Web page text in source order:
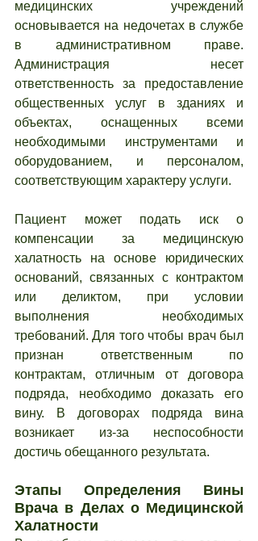
медицинских учреждений
основывается на недочетах в службе
в административном праве.
Администрация несет
ответственность за предоставление
общественных услуг в зданиях и
объектах, оснащенных всеми
необходимыми инструментами и
оборудованием, и персоналом,
соответствующим характеру услуги.
Пациент может подать иск о
компенсации за медицинскую
халатность на основе юридических
оснований, связанных с контрактом
или деликтом, при условии
выполнения необходимых
требований. Для того чтобы врач был
признан ответственным по
контрактам, отличным от договора
подряда, необходимо доказать его
вину. В договорах подряда вина
возникает из-за неспособности
достичь обещанного результата.
Этапы Определения Вины
Врача в Делах о Медицинской
Халатности